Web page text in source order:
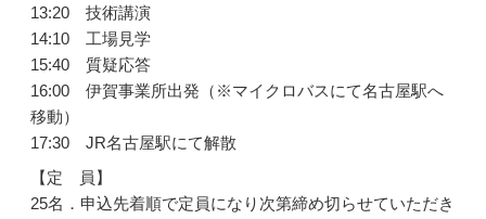
13:20 技術講演
14:10 工場見学
15:40 質疑応答
16:00 伊賀事業所出発（※マイクロバスにて名古屋駅へ
移動）
17:30 JR名古屋駅にて解散
【定 員】
25名．申込先着順で定員になり次第締め切らせていただき